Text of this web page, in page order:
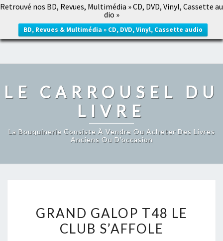
Retrouvé nos BD, Revues, Multimédia » CD, DVD, Vinyl, Cassette au
dio »
BD, Revues & Multimédia » CD, DVD, Vinyl, Cassette audio
LE CARROUSEL DU LIVRE
LE CARROUSEL DU
LIVRE
La Bouquinerie Consiste À Vendre Ou Acheter Des Livres
Anciens Ou D’occasion
GALOP
T48
GRAND GALOP T48 LE
CLUB S’AFFOLE